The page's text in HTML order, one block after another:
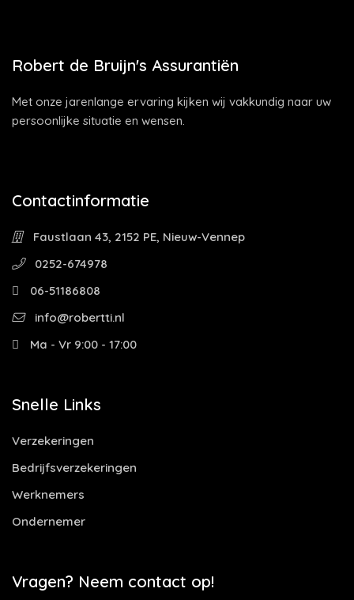
Robert de Bruijn's Assurantiën
Met onze jarenlange ervaring kijken wij vakkundig naar uw
persoonlijke situatie en wensen.
Contactinformatie
Faustlaan 43, 2152 PE, Nieuw-Vennep
0252-674978
06-51186808
info@robertti.nl
Ma - Vr 9:00 - 17:00
Snelle Links
Verzekeringen
Bedrijfsverzekeringen
Werknemers
Ondernemer
Vragen? Neem contact op!